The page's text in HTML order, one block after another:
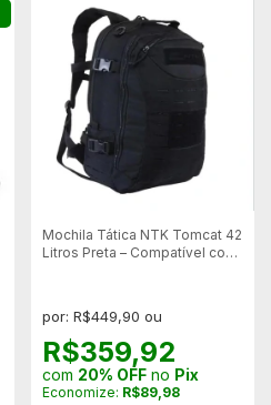
Mochila Tática NTK Tomcat 42
Litros Preta – Compatível com
por: R$449,90 ou
R$359,92
com 20% OFFno Pix
Economize: R$89,98